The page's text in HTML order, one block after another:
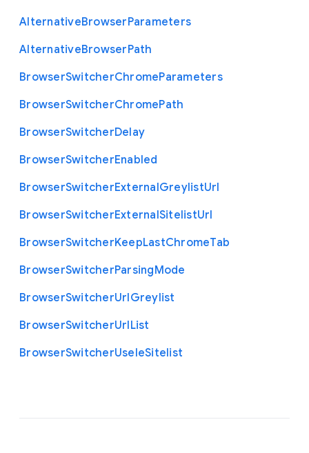
AlternativeBrowserParameters
AlternativeBrowserPath
BrowserSwitcherChromeParameters
BrowserSwitcherChromePath
BrowserSwitcherDelay
BrowserSwitcherEnabled
BrowserSwitcherExternalGreylistUrl
BrowserSwitcherExternalSitelistUrl
BrowserSwitcherKeepLastChromeTab
BrowserSwitcherParsingMode
BrowserSwitcherUrlGreylist
BrowserSwitcherUrlList
BrowserSwitcherUseIeSitelist